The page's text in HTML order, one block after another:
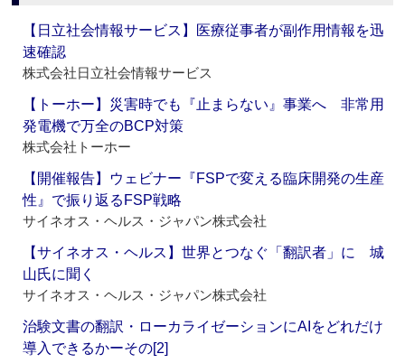
【日立社会情報サービス】医療従事者が副作用情報を迅
速確認
株式会社日立社会情報サービス
【トーホー】災害時でも『止まらない』事業へ 非常用
発電機で万全のBCP対策
株式会社トーホー
【開催報告】ウェビナー『FSPで変える臨床開発の生産
性』で振り返るFSP戦略
サイネオス・ヘルス・ジャパン株式会社
【サイネオス・ヘルス】世界とつなぐ「翻訳者」に 城
山氏に聞く
サイネオス・ヘルス・ジャパン株式会社
治験文書の翻訳・ローカライゼーションにAIをどれだけ
導入できるかーその[2]